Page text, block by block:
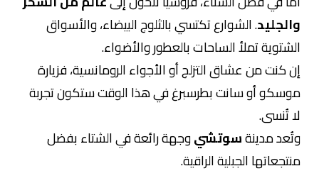
والجليد. الشوارع تكتسي بالثلوج البيضاء، والأسواق
الشتوية تملأ الساحات بالعطور والأضواء.
إن كنت من عشاق التزلج أو الأجواء الرومانسية، فزيارة
موسكو أو سانت بطرسبرغ في هذا الوقت ستكون تجربة
لا تُنسى.
وتُعد مدينةسوتشيوجهة رائعة في الشتاء بفضل
منتجعاتها الجبلية الراقية.